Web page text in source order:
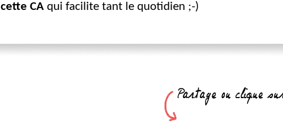
cette CA qui facilite tant le quotidien ;-)